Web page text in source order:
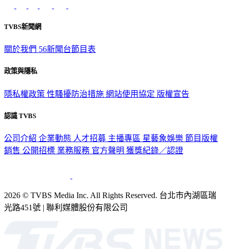
TVBS新聞網
關於我們 56新聞台節目表
政策與隱私
隱私權政策 性騷擾防治措施 網站使用協定 版權宣告
認識 TVBS
公司介紹 企業動態 人才招募 主播專區 星藝象娛樂 節目版權
銷售 公開招標 業務服務 官方聲明 獲獎紀錄／認證
2026 © TVBS Media Inc. All Rights Reserved. 台北市內湖區瑞
光路451號 | 聯利媒體股份有限公司